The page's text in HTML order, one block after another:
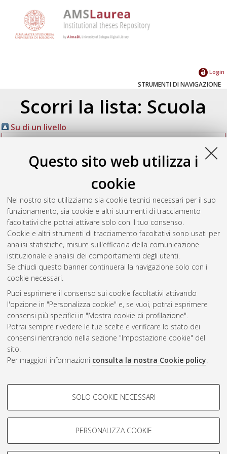
Questo sito web utilizza i
cookie
Nel nostro sito utilizziamo sia cookie tecnici necessari per il suo
funzionamento, sia cookie e altri strumenti di tracciamento
facoltativi che potrai attivare solo con il tuo consenso.
Cookie e altri strumenti di tracciamento facoltativi sono usati per
analisi statistiche, misure sull'efficacia della comunicazione
istituzionale e analisi dei comportamenti degli utenti.
Se chiudi questo banner continuerai la navigazione solo con i
cookie necessari.
Puoi esprimere il consenso sui cookie facoltativi attivando
l'opzione in "Personalizza cookie" e, se vuoi, potrai esprimere
consensi più specifici in "Mostra cookie di profilazione".
Potrai sempre rivedere le tue scelte e verificare lo stato dei
consensi rientrando nella sezione "Impostazione cookie" del
sito.
Per maggiori informazioni consulta la nostra Cookie policy.
COOKIE DI PROFILAZIONE -
Si tratta di cookie utilizzati per analizzare le caratteristiche della
navigazione degli utenti, creare profili in base al loro comportamento
Mostra cookie di profilazione
SOLO COOKIE NECESSARI
PERSONALIZZA COOKIE
Login
STRUMENTI DI NAVIGAZIONE
Scorri la lista: Scuola
Su di un livello
Ingegneria elettronica e telecomunicazioni
Seleziona un valore dall'elenco sottostante.
2016 (7)
2015(1)
2014(4)
2013(1)
Atom
Rss 1.0
Rss 2.0
AMS Laurea
Impostazioni Cookie
Informativa sulla privacy
Condizioni d’uso del sito